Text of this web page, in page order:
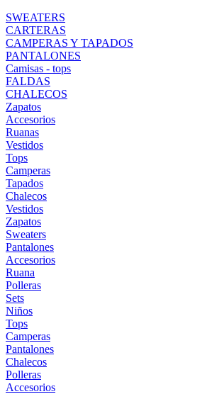
SWEATERS
CARTERAS
CAMPERAS Y TAPADOS
PANTALONES
Camisas - tops
FALDAS
CHALECOS
Zapatos
Accesorios
Ruanas
Vestidos
Tops
Camperas
Tapados
Chalecos
Vestidos
Zapatos
Sweaters
Pantalones
Accesorios
Ruana
Polleras
Sets
Niños
Tops
Camperas
Pantalones
Chalecos
Polleras
Accesorios